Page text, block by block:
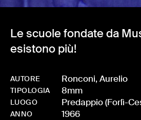
Le scuole fondate da
esistono più!
AUTORE Ronconi, Aurelio
TIPOLOGIA 8mm
LUOGO Predappio (Forlì-
ANNO 1966